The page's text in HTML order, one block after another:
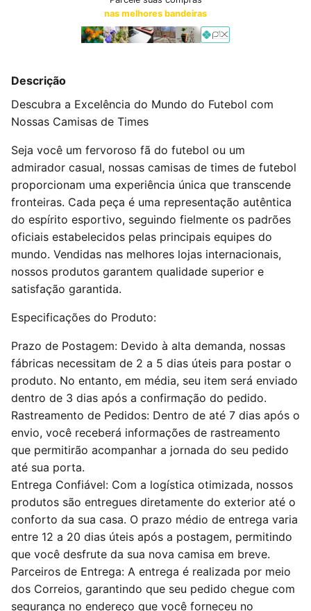
nas melhores bandeiras
Descrição
Descubra a Excelência do Mundo do Futebol com
Nossas Camisas de Times
Seja você um fervoroso fã do futebol ou um
admirador casual, nossas camisas de times de futebol
proporcionam uma experiência única que transcende
fronteiras. Cada peça é uma representação autêntica
do espírito esportivo, seguindo fielmente os padrões
oficiais estabelecidos pelas principais equipes do
mundo. Vendidas nas melhores lojas internacionais,
nossos produtos garantem qualidade superior e
satisfação garantida.
Especificações do Produto:
Prazo de Postagem: Devido à alta demanda, nossas
fábricas necessitam de 2 a 5 dias úteis para postar o
produto. No entanto, em média, seu item será enviado
dentro de 3 dias após a confirmação do pedido.
Rastreamento de Pedidos: Dentro de até 7 dias após o
envio, você receberá informações de rastreamento
que permitirão acompanhar a jornada do seu pedido
até sua porta.
Entrega Confiável: Com a logística otimizada, nossos
produtos são entregues diretamente do exterior até o
conforto da sua casa. O prazo médio de entrega varia
entre 12 a 20 dias úteis após a postagem, permitindo
que você desfrute da sua nova camisa em breve.
Parceiros de Entrega: A entrega é realizada por meio
dos Correios, garantindo que seu pedido chegue com
segurança no endereço que você forneceu no